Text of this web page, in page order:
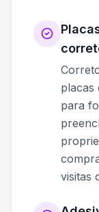
placas
para
visitas